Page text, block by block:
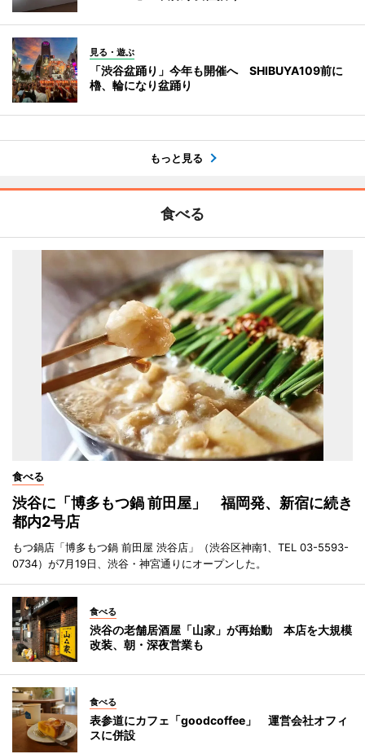
見る・遊ぶ
「渋谷盆踊り」今年も開催へ SHIBUYA109前に
櫓、輪になり盆踊り
もっと見る
食べる
食べる
渋谷に「博多もつ鍋 前田屋」 福岡発、新宿に続き
都内2号店
もつ鍋店「博多もつ鍋 前田屋 渋谷店」（渋谷区神南1、TEL 03-5593-
0734）が7月19日、渋谷・神宮通りにオープンした。
食べる
渋谷の老舗居酒屋「山家」が再始動 本店を大規模
改装、朝・深夜営業も
食べる
表参道にカフェ「goodcoffee」 運営会社オフィ
スに併設